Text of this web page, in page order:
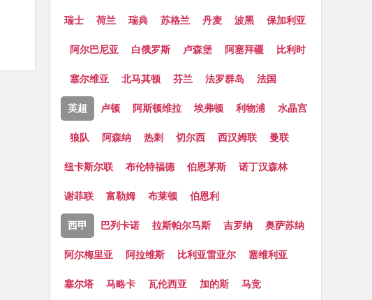
瑞士 荷兰 瑞典 苏格兰 丹麦 波黑 保加利亚
阿尔巴尼亚 白俄罗斯 卢森堡 阿塞拜疆 比利时
塞尔维亚 北马其顿 芬兰 法罗群岛 法国
英超 卢顿 阿斯顿维拉 埃弗顿 利物浦 水晶宫
狼队 阿森纳 热刺 切尔西 西汉姆联 曼联
纽卡斯尔联 布伦特福德 伯恩茅斯 诺丁汉森林
谢菲联 富勒姆 布莱顿 伯恩利
西甲 巴列卡诺 拉斯帕尔马斯 吉罗纳 奥萨苏纳
阿尔梅里亚 阿拉维斯 比利亚雷亚尔 塞维利亚
塞尔塔 马略卡 瓦伦西亚 加的斯 马竞